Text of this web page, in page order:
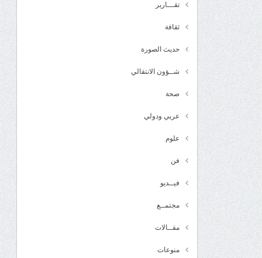
تقـــارير
ثقافة
حديث الصورة
شــؤون الانتقالي
صحة
عربي ودولي
علوم
فن
فيــديو
مجتمــع
مقــالات
منوعات